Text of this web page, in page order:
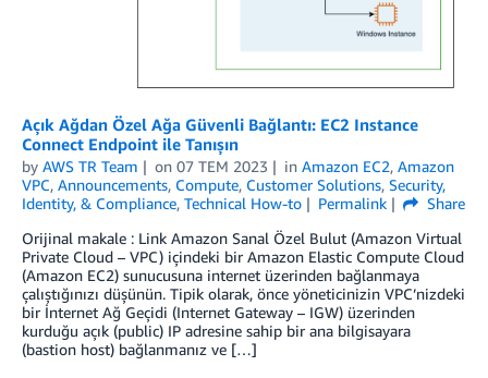
Açık Ağdan Özel Ağa Güvenli Bağlantı: EC2 Instance
Connect Endpoint ile Tanışın
by AWS TR Team on 07 TEM 2023 in Amazon EC2, Amazon
VPC, Announcements, Compute, Customer Solutions, Security,
Identity, & Compliance, Technical How-to Permalink
Share
Orijinal makale : Link Amazon Sanal Özel Bulut (Amazon Virtual
Private Cloud – VPC) içindeki bir Amazon Elastic Compute Cloud
(Amazon EC2) sunucusuna internet üzerinden bağlanmaya
çalıştığınızı düşünün. Tipik olarak, önce yöneticinizin VPC’nizdeki
bir İnternet Ağ Geçidi (Internet Gateway – IGW) üzerinden
kurduğu açık (public) IP adresine sahip bir ana bilgisayara
(bastion host) bağlanmanız ve […]